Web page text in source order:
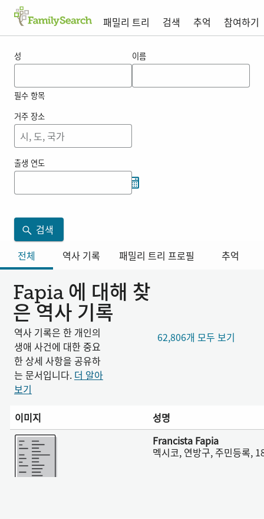
패밀리 트리 검색 추억
참여하기
성
필수 항목
이름
거주 장소
출생 연도
검색
전체
역사 기록 패밀리 트리 프로필 추억
Fapia 에 대해 찾
은 역사 기록
역사 기록은 한 개인의
생애 사건에 대한 중요
한 상세 사항을 공유하
는 문서입니다. 더 알아
보기
62,806개 모두 보기
이미지
성명
더 보기
Francista Fapia
멕시코, 연방구, 주민등록,